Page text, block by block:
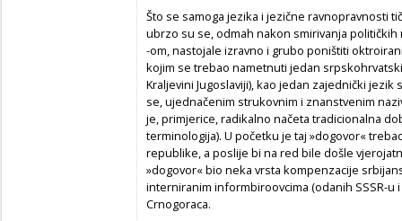
Što se samoga jezika i jezične ravnopravnosti
ubrzo su se, odmah nakon smirivanja
-om, nastojale izravno i grubo poništiti
kojim se trebao nametnuti jedan
Kraljevini Jugoslaviji), kao jedan zajednički
se, ujednačenim strukovnim i znanstvenim
je, primjerice, radikalno načeta tradicionalna
terminologija). U početku je taj »dogovor«
republike, a poslije bi na red bile došle
»dogovor« bio neka vrsta kompenzacije
interniranim informbiroovcima (odanih SSSR-u
Crnogoraca.